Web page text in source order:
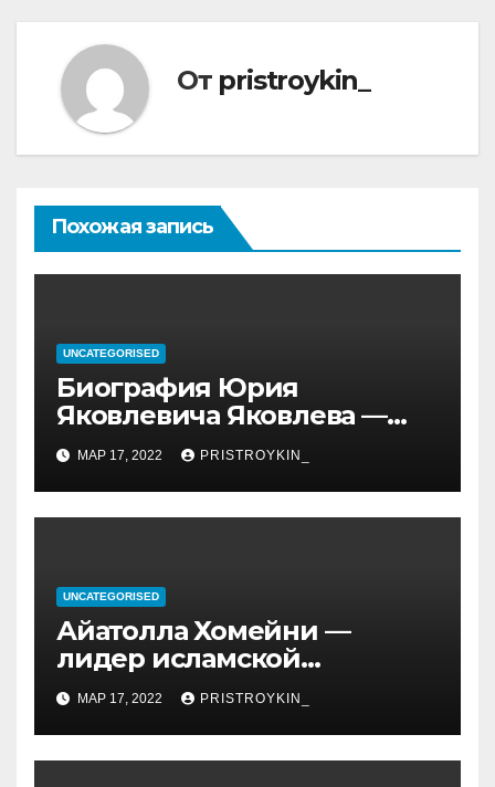
От pristroykin_
Похожая запись
UNCATEGORISED
Биография Юрия
Яковлевича Яковлева —
история его личной и
профессиональной жизни
МАР 17, 2022 PRISTROYKIN_
UNCATEGORISED
Айатолла Хомейни —
лидер исламской
революции, его биография
и идеология, роль в
иранской политике и
последствия его
МАР 17, 2022 PRISTROYKIN_